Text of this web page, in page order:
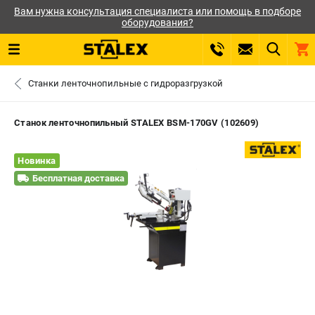
Вам нужна консультация специалиста или помощь в подборе
оборудования?
ВХОД ИЛИ РЕГИСТРАЦИЯ
ЗАКАЗАТЬ ЗАПЧАСТЬ
+7 (812) 564-50-74
САНКТ-ПЕТЕРБУРГ
0 ₽
Станки ленточнопильные с гидроразгрузкой
Станок ленточнопильный STALEX BSM-170GV (102609)
Новинка
Бесплатная доставка